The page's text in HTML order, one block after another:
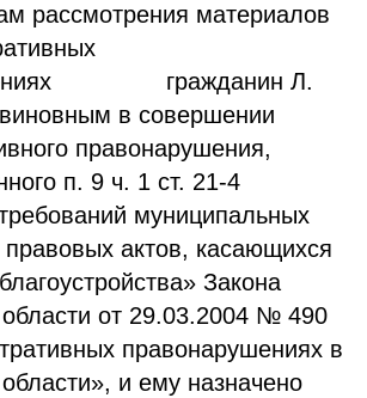
рассмотрения материалов
гражданин Л.
в совершении
правонарушения,
п. 9 ч. 1 ст. 21-4
муниципальных
актов, касающихся
Закона
от 29.03.2004 № 490
правонарушениях в
и ему назначено